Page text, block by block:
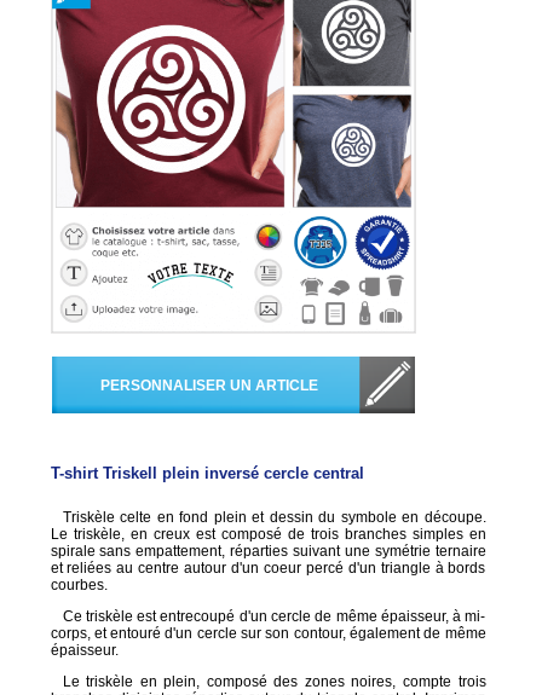
T-shirt Triskell plein inversé cercle central
Triskèle celte en fond plein et dessin du symbole en découpe.
Le triskèle, en creux est composé de trois branches simples en
spirale sans empattement, réparties suivant une symétrie ternaire
et reliées au centre autour d'un coeur percé d'un triangle à bords
courbes.
Ce triskèle est entrecoupé d'un cercle de même épaisseur, à mi-
corps, et entouré d'un cercle sur son contour, également de même
épaisseur.
Le triskèle en plein, composé des zones noires, compte trois